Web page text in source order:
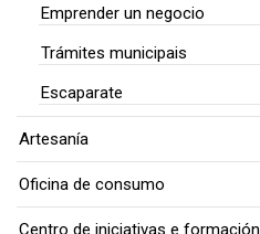
Emprender un negocio
Trámites municipais
Escaparate
Artesanía
Oficina de consumo
Centro de iniciativas e formación